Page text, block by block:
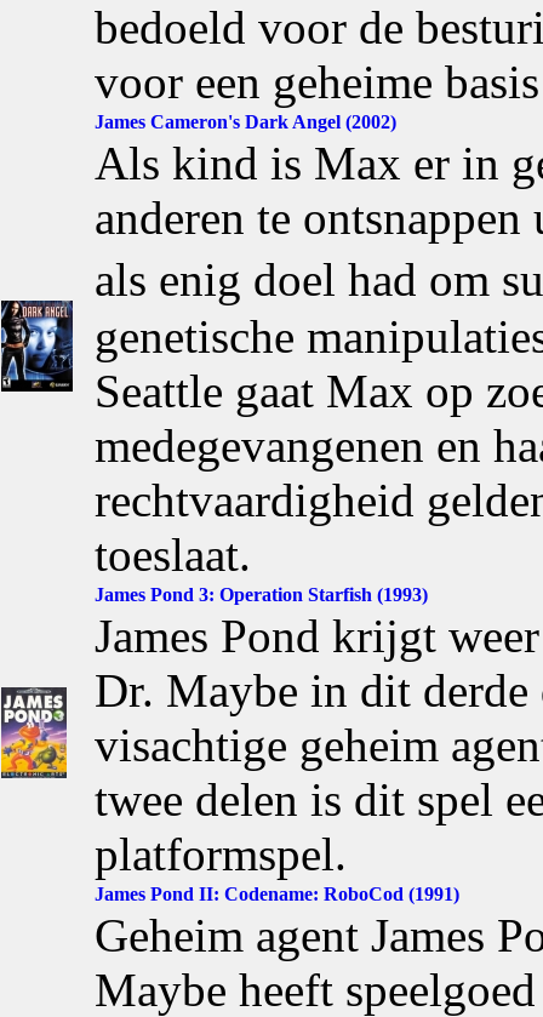
bedoeld voor de
voor een geheime
James Cameron's Dark Angel (2002)
Als kind is Max er in
anderen te
als enig doel had om
genetische
Seattle gaat Max op
medegevangenen en
rechtvaardigheid
toeslaat.
James Pond 3: Operation Starfish (1993)
James Pond krijgt
Dr. Maybe in dit derde
visachtige geheim
twee delen is dit spel
platformspel.
James Pond II: Codename: RoboCod (1991)
Geheim agent James
Maybe heeft